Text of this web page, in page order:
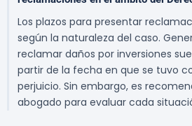
Los plazos para presentar
según la naturaleza del caso.
reclamar daños por inversiones
partir de la fecha en que se tuvo
perjuicio. Sin embargo, es
abogado para evaluar cada